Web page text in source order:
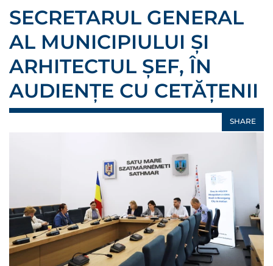
SECRETARUL GENERAL
AL MUNICIPIULUI ȘI
ARHITECTUL ȘEF, ÎN
AUDIENȚE CU CETĂȚENII
SHARE